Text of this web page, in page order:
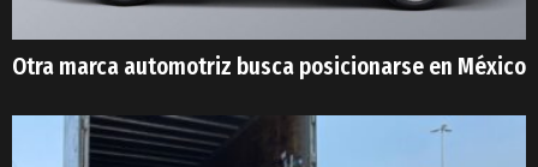
Otra marca automotriz busca posicionarse en México